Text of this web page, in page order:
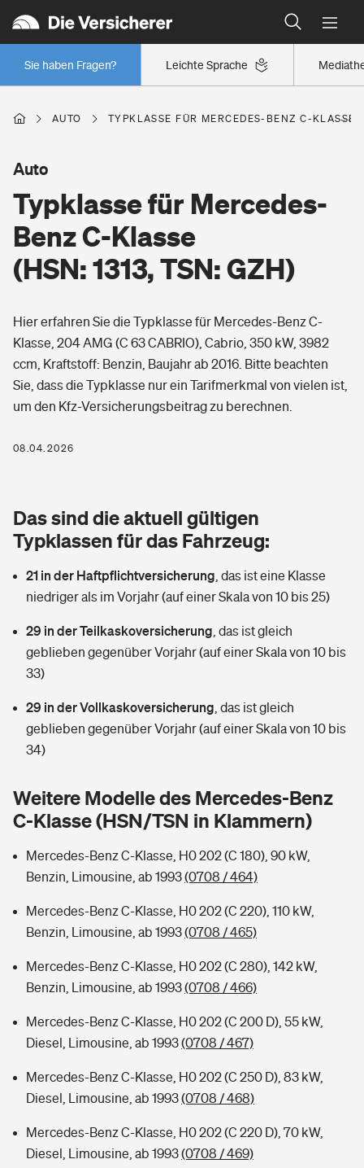
Leichte Sprache
Sie haben Fragen?
Wer versichert was: Jetzt Versicherer finden
Regionalklassen: So ist Ihre Region eingestuft
Wer versichert was: Jetzt Versicherer finden
Berufsunfähigkeitsversicherung
Arbeitsrechtsschutz
Berufshaftpflichtversicherung
Rentenrechner: Wie viel Geld bekomme ich im Alter?
Wer versichert was: Jetzt Versicherer finden
Wohnen
Wohngebäudeversicherung
Hausratversicherung
Elementarversicherung
Photovoltaik
Wärmepumpen versichern
Vermieterrrechtsschutz
Mietkautionsversicherung
Zur Übersicht
Tools
Wer versichert was: Jetzt Versicherer finden
Sie haben Fragen?
Pri­vate Haft­pflicht­
Rechts­schutz­ver­si­che­rung
Kinderunfall­ver­si­che­rung
Reiseversicherung
Handyversicherung
Musikinstrumentenversicherung
Zur Übersicht
Tools
Kinderunfall-Check: Mehr Sicherheit für deine Kids
Sie haben Fragen?
Gesundheit
Private Krankenversicherung
Tierkrankenversicherung
Zur Übersicht
Tools
Sie haben Fragen?
AUTO TYPKLASSE FÜR MERCEDES-BENZ C-KLASSE
Typklasse für Mercedes-
Benz C-Klasse
(HSN: 1313, TSN: GZH)
Auto
Hier erfahren Sie die Typklasse für Mercedes-Benz C-
Klasse, 204 AMG (C 63 CABRIO), Cabrio, 350 kW, 3982
ccm, Kraftstoff: Benzin, Baujahr ab 2016. Bitte beachten
Sie, dass die Typklasse nur ein Tarifmerkmal von vielen ist,
um den Kfz-Versicherungsbeitrag zu berechnen.
08.04.2026
Das sind die aktuell gültigen
Typklassen für das Fahrzeug:
21 in der Haftpflichtversicherung das ist eine Klasse
niedriger als im Vorjahr (auf einer Skala von 10 bis 25)
29 in der Teilkaskoversicherung das ist gleich
geblieben gegenüber Vorjahr (auf einer Skala von 10 bis
33)
29 in der Vollkaskoversicherung das ist gleich
geblieben gegenüber Vorjahr (auf einer Skala von 10 bis
34)
Weitere Modelle des Mercedes-Benz
C-Klasse (HSN/TSN in Klammern)
Mercedes-Benz C-Klasse, H0 202 (C 180), 90 kW,
Benzin, Limousine, ab 1993(0708 / 464)
Mercedes-Benz C-Klasse, H0 202 (C 220), 110 kW,
Benzin, Limousine, ab 1993(0708 / 465)
Mercedes-Benz C-Klasse, H0 202 (C 280), 142 kW,
Benzin, Limousine, ab 1993(0708 / 466)
Mercedes-Benz C-Klasse, H0 202 (C 200 D), 55 kW,
Diesel, Limousine, ab 1993(0708 / 467)
Mercedes-Benz C-Klasse, H0 202 (C 250 D), 83 kW,
Diesel, Limousine, ab 1993(0708 / 468)
Mercedes-Benz C-Klasse, H0 202 (C 220 D), 70 kW,
Diesel, Limousine, ab 1993(0708 / 469)